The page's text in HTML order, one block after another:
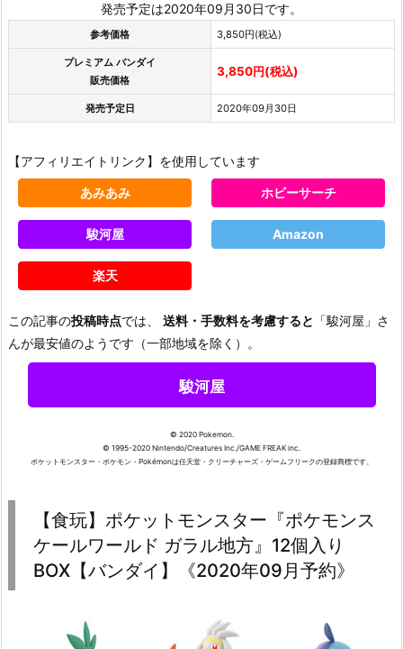
発売予定は2020年09月30日です。
参考価格 3,850円(税込)
プレミアム バンダイ
販売価格
3,850円(税込)
発売予定日 2020年09月30日
【アフィリエイトリンク】を使用しています
あみあみ ホビーサーチ
駿河屋 Amazon
楽天
この記事の投稿時点では、 送料・手数料を考慮すると 「駿河屋」さ
んが最安値のようです（一部地域を除く）。
駿河屋
© 2020 Pokemon.
© 1995-2020 Nintendo/Creatures Inc./GAME FREAK inc.
ポケットモンスター・ポケモン・Pokémonは任天堂・クリーチャーズ・ゲームフリークの登録商標です。
【食玩】ポケットモンスター『ポケモンス
ケールワールド ガラル地方』12個入り
BOX【バンダイ】《2020年09月予約》